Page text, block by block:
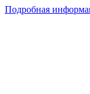
Подробная